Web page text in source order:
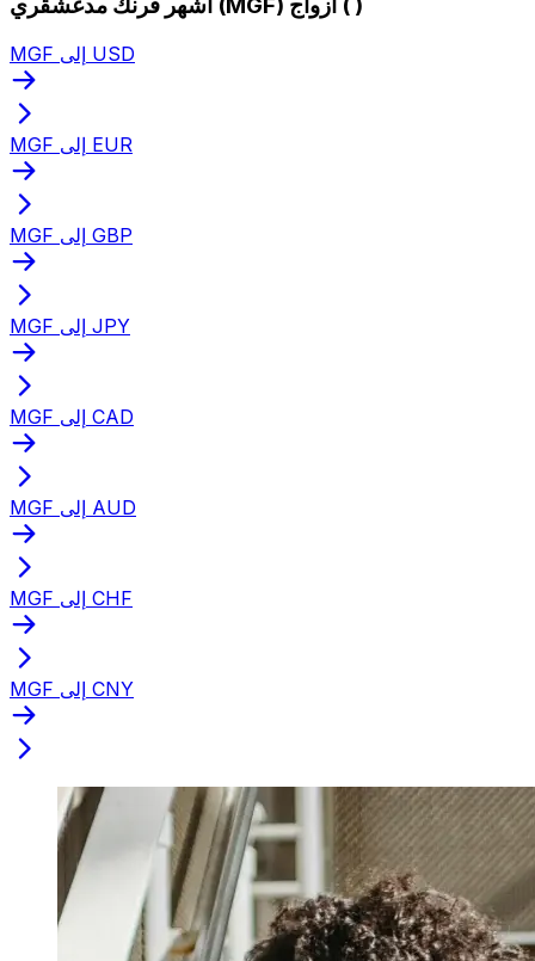
MGF إلى USD
MGF إلى EUR
MGF إلى GBP
MGF إلى JPY
MGF إلى CAD
MGF إلى AUD
MGF إلى CHF
MGF إلى CNY